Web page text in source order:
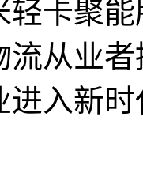
轻卡聚
流从业
进入新时